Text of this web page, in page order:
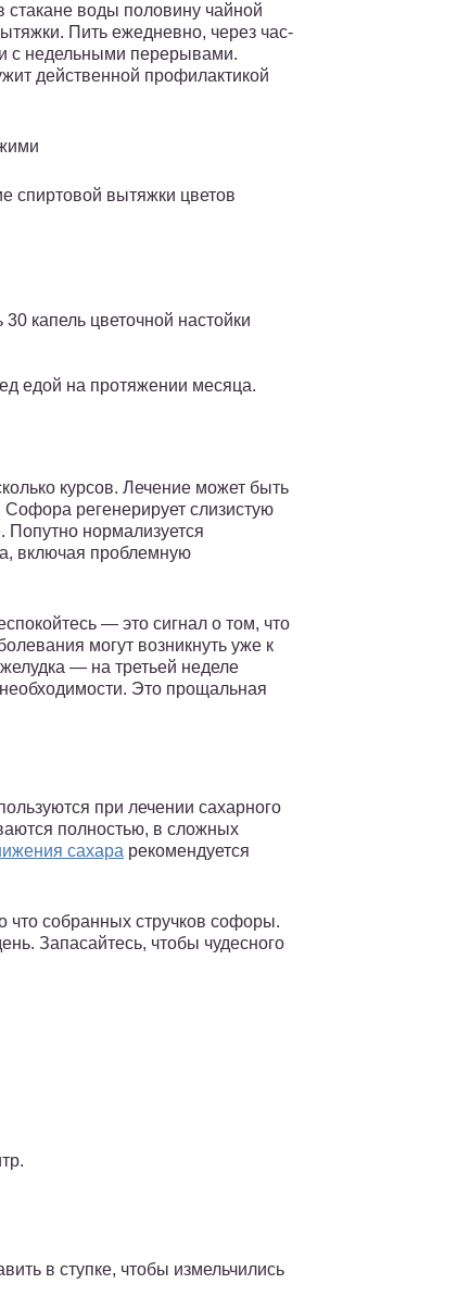
стакане воды половину чайной
Пить ежедневно, через час-
с недельными перерывами.
действенной профилактикой
спиртовой вытяжки цветов
капель цветочной настойки
едой на протяжении месяца.
курсов. Лечение может быть
регенерирует слизистую
Попутно нормализуется
включая проблемную
— это сигнал о том, что
могут возникнуть уже к
— на третьей неделе
Это прощальная
при лечении сахарного
полностью, в сложных
сахара рекомендуется
что собранных стручков софоры.
Запасайтесь, чтобы чудесного
в ступке, чтобы измельчились